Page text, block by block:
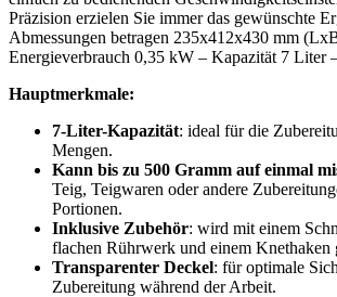
Präzision erzielen Sie immer das gewünschte
Abmessungen betragen 235x412x430 mm
Energieverbrauch 0,35 kW – Kapazität 7 Liter
Hauptmerkmale:
7-Liter-Kapazität: ideal für die
Mengen.
Kann bis zu 500 Gramm auf einmal
Teig, Teigwaren oder andere
Portionen.
Inklusive Zubehör: wird mit einem
flachen Rührwerk und einem Knethaken
Transparenter Deckel: für optimale
Zubereitung während der Arbeit.